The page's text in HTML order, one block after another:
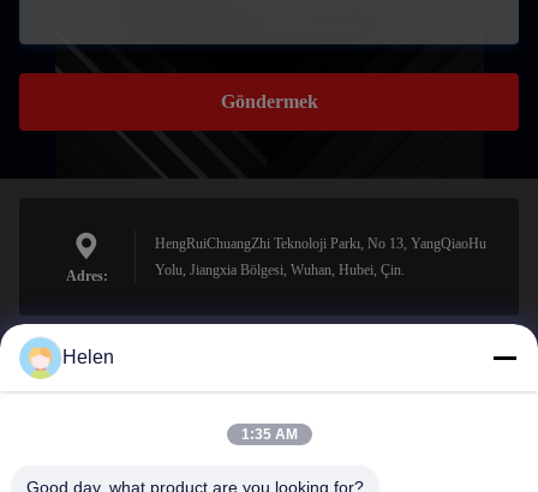
Göndermek
Adres:
HengRuiChuangZhi Teknoloji Parkı, No 13, YangQiaoHu
Yolu, Jiangxia Bölgesi, Wuhan, Hubei, Çin.
sales@perfectlaser.net
Helen
1:35 AM
Good day, what product are you looking for?